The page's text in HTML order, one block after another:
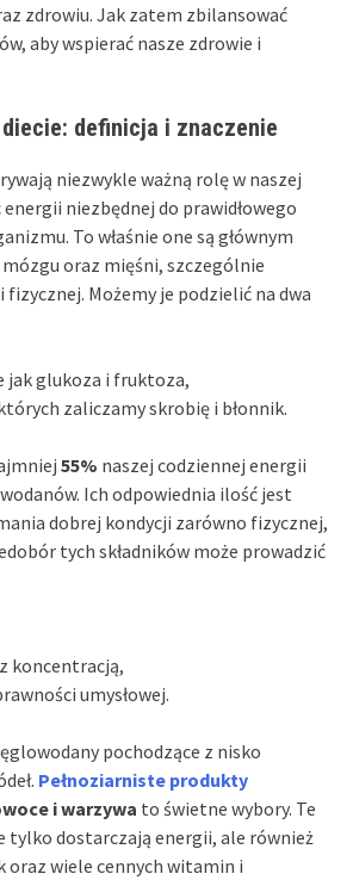
zdrowiu. Jak zatem zbilansować
aby wspierać nasze zdrowie i
diecie: definicja i znaczenie
niezwykle ważną rolę w naszej
niezbędnej do prawidłowego
To właśnie one są głównym
oraz mięśni, szczególnie
fizycznej. Możemy je podzielić na dwa
jak glukoza i fruktoza,
zaliczamy skrobię i błonnik.
55% naszej codziennej energii
Ich odpowiednia ilość jest
dobrej kondycji zarówno fizycznej,
tych składników może prowadzić
koncentracją,
umysłowej.
pochodzące z nisko
Pełnoziarniste produkty
i warzywa to świetne wybory. Te
tylko dostarczają energii, ale również
oraz wiele cennych witamin i